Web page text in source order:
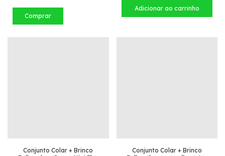
Comprar
Conjunto Colar + Brinco
Conjunto Colar + Brinco